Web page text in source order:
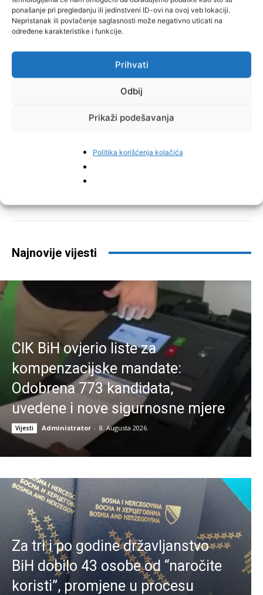
ponašanje pri pregledanju ili jedinstveni ID-ovi na ovoj veb lokaciji.
Nepristanak ili povlačenje saglasnosti može negativno uticati na
određene karakteristike i funkcije.
Prihvati
Odbij
Prikaži podešavanja
Politika korišćenja kolačića
Najnovije vijesti
CIK BiH ovjerio liste za
kompenzacijske mandate:
Odobrena 773 kandidata,
uvedene i nove sigurnosne mjere
Vijesti Administrator - 8. Augusta 2026.
Za tri i po godine državljanstvo
BiH dobilo 43 osobe od “naročite
koristi”, promjene u procesu